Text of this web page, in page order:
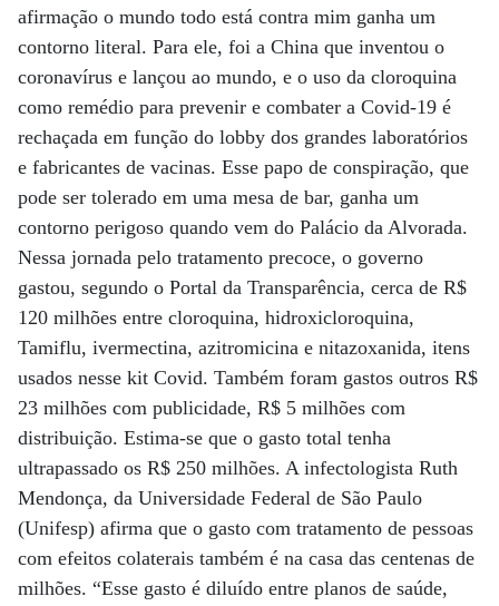
afirmação o mundo todo está contra mim ganha um
contorno literal. Para ele, foi a China que inventou o
coronavírus e lançou ao mundo, e o uso da cloroquina
como remédio para prevenir e combater a Covid-19 é
rechaçada em função do lobby dos grandes laboratórios
e fabricantes de vacinas. Esse papo de conspiração, que
pode ser tolerado em uma mesa de bar, ganha um
contorno perigoso quando vem do Palácio da Alvorada.
Nessa jornada pelo tratamento precoce, o governo
gastou, segundo o Portal da Transparência, cerca de R$
120 milhões entre cloroquina, hidroxicloroquina,
Tamiflu, ivermectina, azitromicina e nitazoxanida, itens
usados nesse kit Covid. Também foram gastos outros R$
23 milhões com publicidade, R$ 5 milhões com
distribuição. Estima-se que o gasto total tenha
ultrapassado os R$ 250 milhões. A infectologista Ruth
Mendonça, da Universidade Federal de São Paulo
(Unifesp) afirma que o gasto com tratamento de pessoas
com efeitos colaterais também é na casa das centenas de
milhões. “Esse gasto é diluído entre planos de saúde,